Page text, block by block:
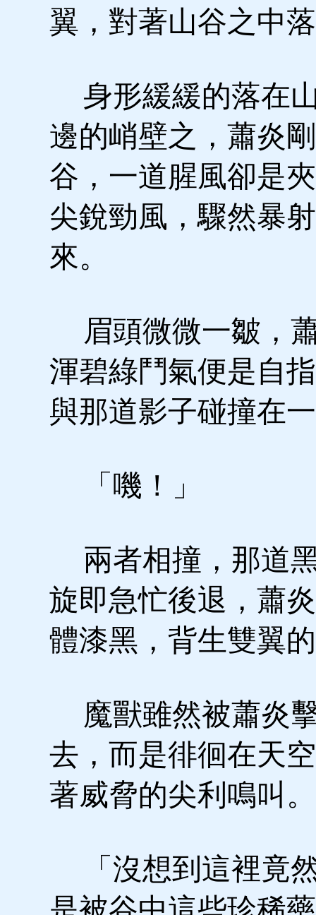
翼，對著山谷之中
身形緩緩的落在
邊的峭壁之，蕭炎
谷，一道腥風卻是
尖銳勁風，驟然暴
來。
眉頭微微一皺，
渾碧綠鬥氣便是自
與那道影子碰撞在
「嘰！」
兩者相撞，那道
旋即急忙後退，蕭
體漆黑，背生雙翼
魔獸雖然被蕭炎
去，而是徘徊在天
著威脅的尖利鳴叫。
「沒想到這裡竟